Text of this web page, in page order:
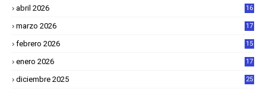
abril 2026
16
marzo 2026
17
febrero 2026
15
enero 2026
17
diciembre 2025
25